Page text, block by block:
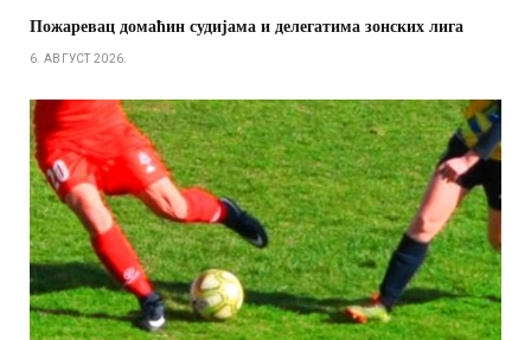
Пожаревац домаћин судијама и делегатима зонских лига
6. АВГУСТ 2026.